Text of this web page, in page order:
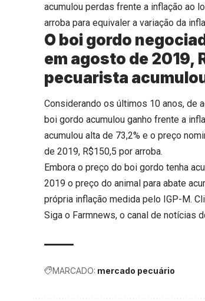
acumulou perdas frente a inflação ao
arroba para equivaler a variação da
O boi gordo
em agosto de 2019,
pecuarista
Considerando os últimos 10 anos, de
boi gordo acumulou ganho frente a
acumulou alta de 73,2% e o preço
de 2019, R$150,5 por arroba.
Embora o preço do boi gordo tenha
2019 o preço do animal para abate
própria inflação medida pelo IGP-M.
Siga o Farmnews, o canal de notícias
MARCADO: mercado pecuário